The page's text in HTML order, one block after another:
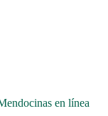
en línea